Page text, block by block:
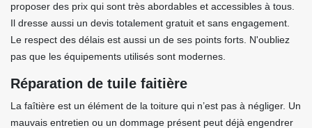
proposer des prix qui sont très abordables et accessibles à tous.
Il dresse aussi un devis totalement gratuit et sans engagement.
Le respect des délais est aussi un de ses points forts. N'oubliez
pas que les équipements utilisés sont modernes.
Réparation de tuile faitière
La faîtière est un élément de la toiture qui n’est pas à négliger. Un
mauvais entretien ou un dommage présent peut déjà engendrer